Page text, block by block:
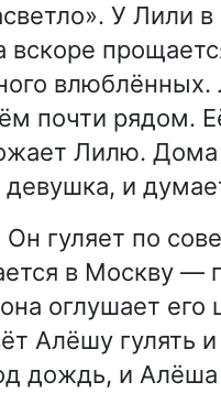
У Лили в
почти рядом.
Лилю. Дома
и
гуляет по
в Москву —
оглушает
Алёшу гулять
дождь, и Алёша